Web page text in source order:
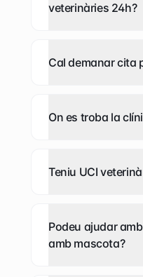
veterinàries 24h?
Cal demanar cita
On es troba la
Teniu UCI
Podeu ajudar
amb mascota?